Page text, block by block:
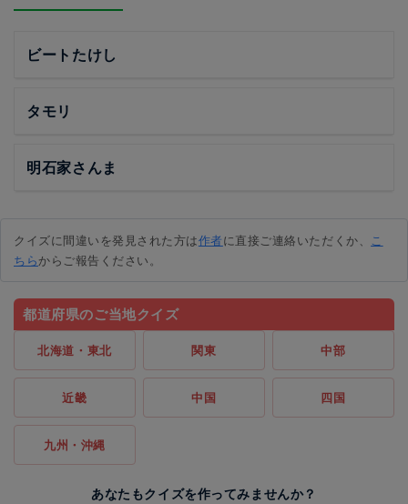
ビートたけし
タモリ
明石家さんま
クイズに間違いを発見された方は作者に直接ご連絡いただくか、 こ
ちらからご報告ください。
都道府県のご当地クイズ
北海道・東北 関東 中部
近畿 中国 四国
九州・沖縄
あなたもクイズを作ってみませんか？